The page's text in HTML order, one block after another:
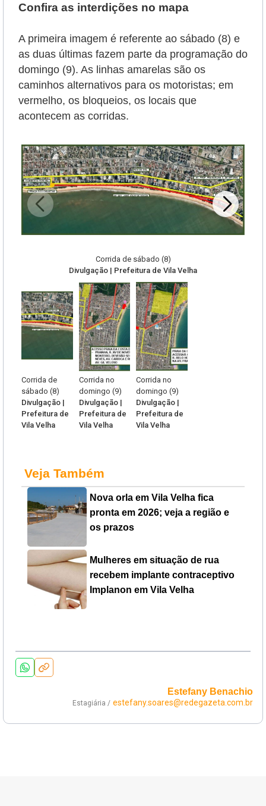
Confira as interdições no mapa
A primeira imagem é referente ao sábado (8) e
as duas últimas fazem parte da programação do
domingo (9). As linhas amarelas são os
caminhos alternativos para os motoristas; em
vermelho, os bloqueios, os locais que
acontecem as corridas.
Corrida de sábado (8)
Divulgação | Prefeitura de Vila Velha
Corrida de
sábado (8)
Divulgação |
Prefeitura de
Vila Velha
Corrida no
domingo (9)
Divulgação |
Prefeitura de
Vila Velha
Corrida no
domingo (9)
Divulgação |
Prefeitura de
Vila Velha
Veja Também
Nova orla em Vila Velha fica
pronta em 2026; veja a região e
os prazos
Mulheres em situação de rua
recebem implante contraceptivo
Implanon em Vila Velha
Estefany Benachio
Estagiária / estefany.soares@redegazeta.com.br